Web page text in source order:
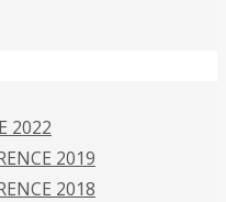
2022
2019
2018